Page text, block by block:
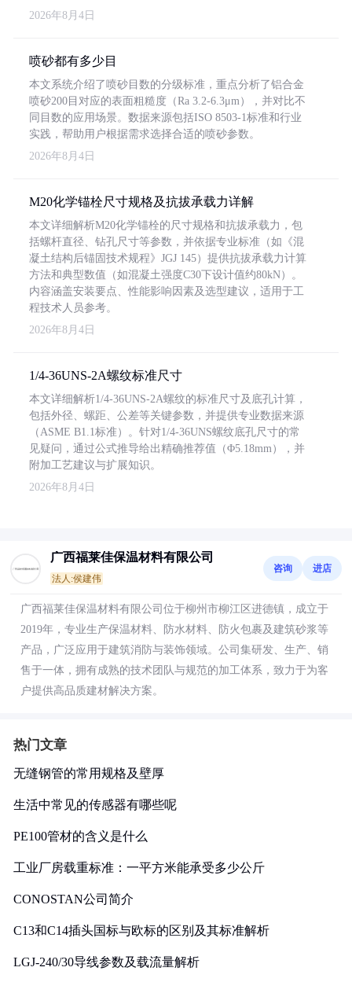
2026年8月4日
喷砂都有多少目
本文系统介绍了喷砂目数的分级标准，重点分析了铝合金
喷砂200目对应的表面粗糙度（Ra 3.2-6.3μm），并对比不
同目数的应用场景。数据来源包括ISO 8503-1标准和行业
实践，帮助用户根据需求选择合适的喷砂参数。
2026年8月4日
M20化学锚栓尺寸规格及抗拔承载力详解
本文详细解析M20化学锚栓的尺寸规格和抗拔承载力，包
括螺杆直径、钻孔尺寸等参数，并依据专业标准（如《混
凝土结构后锚固技术规程》JGJ 145）提供抗拔承载力计算
方法和典型数值（如混凝土强度C30下设计值约80kN）。
内容涵盖安装要点、性能影响因素及选型建议，适用于工
程技术人员参考。
2026年8月4日
1/4-36UNS-2A螺纹标准尺寸
本文详细解析1/4-36UNS-2A螺纹的标准尺寸及底孔计算，
包括外径、螺距、公差等关键参数，并提供专业数据来源
（ASME B1.1标准）。针对1/4-36UNS螺纹底孔尺寸的常
见疑问，通过公式推导给出精确推荐值（Φ5.18mm），并
附加工艺建议与扩展知识。
2026年8月4日
广西福莱佳保温材料有限公司
法人:侯建伟
咨询 进店
广西福莱佳保温材料有限公司位于柳州市柳江区进德镇，成立于
2019年，专业生产保温材料、防水材料、防火包裹及建筑砂浆等
产品，广泛应用于建筑消防与装饰领域。公司集研发、生产、销
售于一体，拥有成熟的技术团队与规范的加工体系，致力于为客
户提供高品质建材解决方案。
热门文章
无缝钢管的常用规格及壁厚
生活中常见的传感器有哪些呢
PE100管材的含义是什么
工业厂房载重标准：一平方米能承受多少公斤
CONOSTAN公司简介
C13和C14插头国标与欧标的区别及其标准解析
LGJ-240/30导线参数及载流量解析